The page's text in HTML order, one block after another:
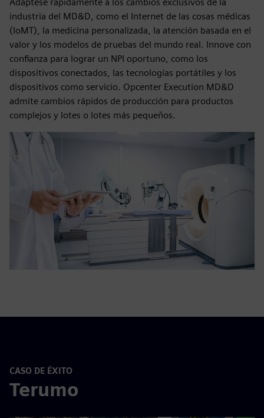
industria del MD&D, como el Internet de las cosas médicas
(IoMT), la medicina personalizada, la atención basada en el
valor y los modelos de pruebas del mundo real. Innove con
confianza para lograr un NPI oportuno, como los
dispositivos conectados, las tecnologías portátiles y los
dispositivos como servicio. Opcenter Execution MD&D
admite cambios rápidos de producción para productos
complejos y lotes o lotes más pequeños.
CASO DE ÉXITO
Terumo